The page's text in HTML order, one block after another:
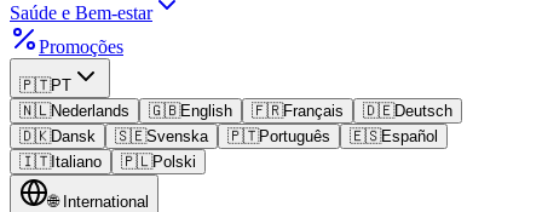
Saúde e Bem-estar
Promoções
🇵🇹PT
🇳🇱Nederlands 🇬🇧English 🇫🇷Français 🇩🇪Deutsch
🇩🇰Dansk 🇸🇪Svenska 🇵🇹Português 🇪🇸Español
🇮🇹Italiano 🇵🇱Polski
🌐 International